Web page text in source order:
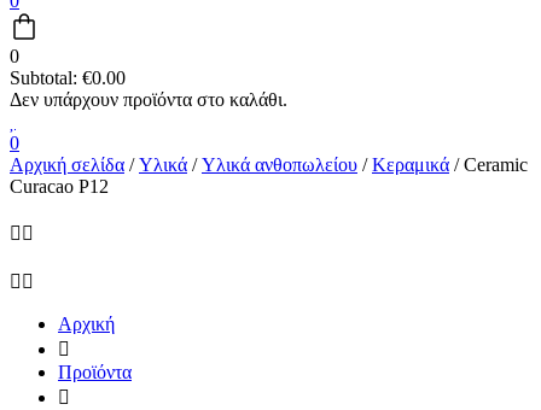
0
Subtotal: €0.00
0
Αρχική σελίδα /Υλικά /Υλικά ανθοπωλείου /Κεραμικά / Ceramic
Curacao P12
Αρχική
Προϊόντα